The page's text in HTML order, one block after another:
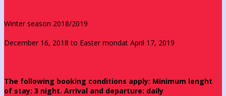
Winter season 2018/2019
December 16, 2018 to Easter mondat April 17, 2019
The following booking conditions apply: Minimum lenght
of stay: 3 night. Arrival and departure: daily